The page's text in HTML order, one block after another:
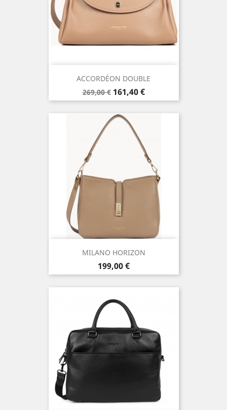
ACCORDÉON DOUBLE
Prix
de
269,00 € Prix
161,40 €
MILANO HORIZON
Prix
199,00 €